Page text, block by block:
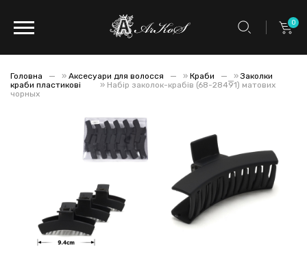
0
Головна » Аксесуари для волосся » Краби »Заколки
краби пластикові
» Набір заколок-крабів (68-28491) матових
чорных